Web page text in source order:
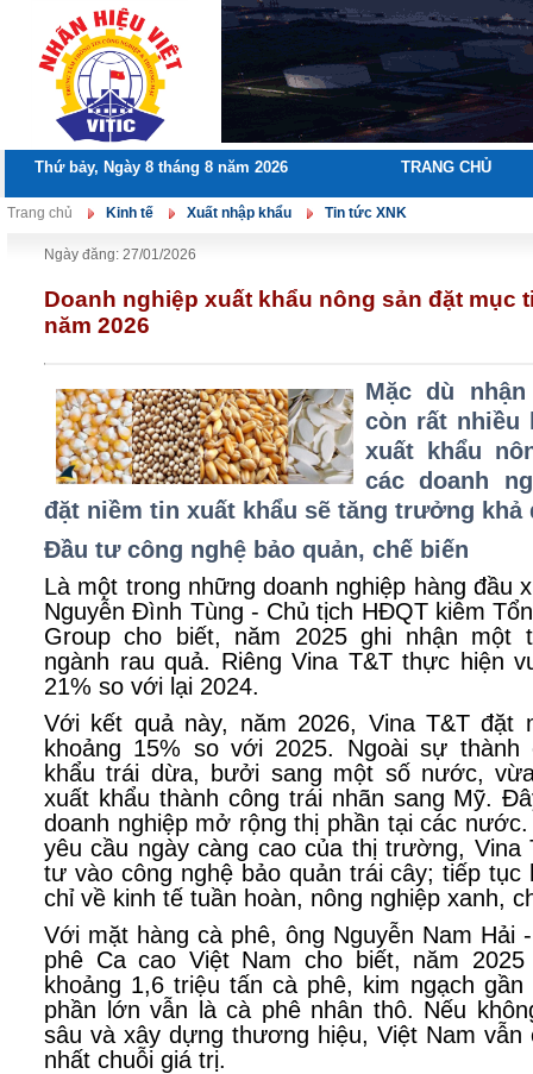
Thứ bảy, Ngày 8 tháng 8 năm 2026 TRANG CHỦ
Trang chủ Kinh tế Xuất nhập khẩu Tin tức XNK
Ngày đăng: 27/01/2026
Doanh nghiệp xuất khẩu nông sản đặt mục
năm 2026
Mặc dù
còn rất nhiều
xuất khẩu
các doanh
đặt niềm tin xuất khẩu sẽ tăng trưởng khả
Đầu tư công nghệ bảo quản, chế biến
Là một trong những doanh nghiệp hàng đầu
Nguyễn Đình Tùng - Chủ tịch HĐQT kiêm
Group cho biết, năm 2025 ghi nhận một
ngành rau quả. Riêng Vina T&T thực hiện
21% so với lại 2024.
Với kết quả này, năm 2026, Vina T&T đặt
khoảng 15% so với 2025. Ngoài sự thành
khẩu trái dừa, bưởi sang một số nước,
xuất khẩu thành công trái nhãn sang Mỹ.
doanh nghiệp mở rộng thị phần tại các
yêu cầu ngày càng cao của thị trường, Vina
tư vào công nghệ bảo quản trái cây; tiếp tục
chỉ về kinh tế tuần hoàn, nông nghiệp xanh,
Với mặt hàng cà phê, ông Nguyễn Nam Hải
phê Ca cao Việt Nam cho biết, năm
khoảng 1,6 triệu tấn cà phê, kim ngạch
phần lớn vẫn là cà phê nhân thô. Nếu
sâu và xây dựng thương hiệu, Việt Nam
nhất chuỗi giá trị.